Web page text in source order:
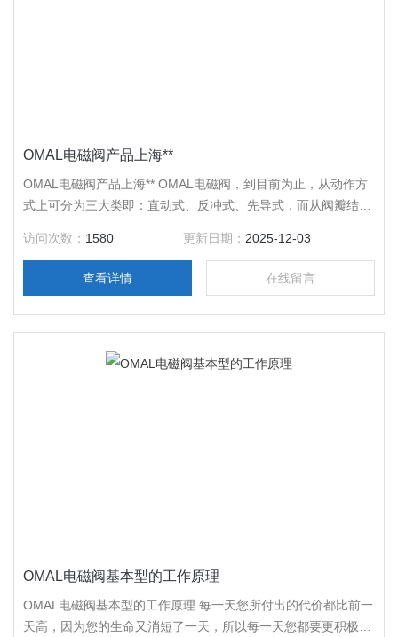
OMAL电磁阀产品上海**
OMAL电磁阀产品上海** OMAL电磁阀，到目前为止，从动作方
式上可分为三大类即：直动式、反冲式、先导式，而从阀瓣结构
OMAL电磁阀、活塞式反冲OMAL电磁阀；先导式又可分为：先
导式膜片OMAL电磁阀、先导式活塞OMAL电磁阀；从阀座及密
磁阀、OMAL半钢性密封电磁阀。
访问次数： 1580 更新日期： 2025-12-03
查看详情 在线留言
OMAL电磁阀基本型的工作原理
OMAL电磁阀基本型的工作原理 每一天您所付出的代价都比前一
天高，因为您的生命又消短了一天，所以每一天您都要更积极。